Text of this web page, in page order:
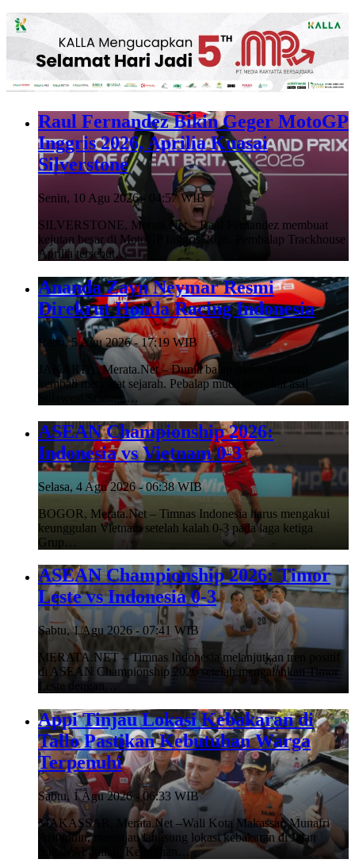
Raul Fernandez Bikin Geger MotoGP
Inggris 2026, Aprilia Kuasai
Silverstone
Senin, 10 Agu 2026 - 04:57 WIB
SILVERSTONE, Merata.Net – Raul Fernandez membuat
kejutan besar di MotoGP Inggris 2026. Pembalap Trackhouse
Aprilia tersebut…
Ananda Zayn Neymar Resmi
Direkrut Honda Racing Indonesia
Rabu, 5 Agu 2026 - 17:19 WIB
JAKARTA, Merata.Net – Dunia balap mobil nasional
kembali mencatat sejarah. Pebalap muda berbakat asal
Sulawesi Selatan,…
ASEAN Championship 2026:
Indonesia vs Vietnam 0-3
Selasa, 4 Agu 2026 - 06:38 WIB
BOGOR, Merata.Net – Timnas Indonesia harus mengakui
keunggulan Vietnam setelah kalah 0-3 pada laga ketiga
Grup…
ASEAN Championship 2026: Timor
Leste vs Indonesia 0-3
Sabtu, 1 Agu 2026 - 07:41 WIB
MERATA.NET – Timnas Indonesia melanjutkan tren positif
di ASEAN Championship 2026 setelah mengalahkan Timor
Leste dengan…
Appi Tinjau Lokasi Kebakaran di
Tallo Pastikan Kebutuhan Warga
Terpenuhi
Sabtu, 1 Agu 2026 - 06:33 WIB
MAKASSAR, Merata.Net –Wali Kota Makassar, Munafri
Arifuddin, meninjau langsung lokasi kebakaran di Jalan
Sultan Abdullah, Kelurahan…